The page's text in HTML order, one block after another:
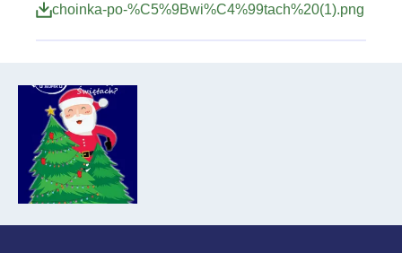
choinka-po-%C5%9Bwi%C4%99tach%20(1).png